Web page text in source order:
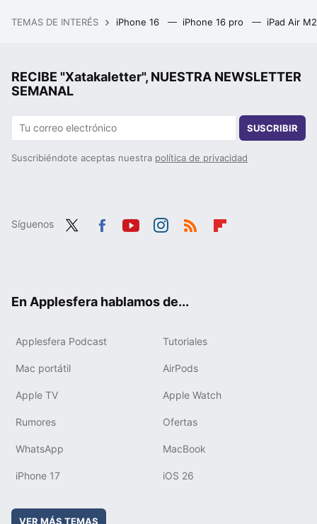
TEMAS DE INTERÉS iPhone 16 iPhone 16 pro iPad Air
RECIBE "Xatakaletter", NUESTRA NEWSLETTER
SEMANAL
SUSCRIBIR
Suscribiéndote aceptas nuestra política de privacidad
Síguenos
En Applesfera hablamos de...
Applesfera Podcast Tutoriales
Mac portátil AirPods
Apple TV Apple Watch
Rumores Ofertas
WhatsApp MacBook
iPhone 17 iOS 26
VER MÁS TEMAS